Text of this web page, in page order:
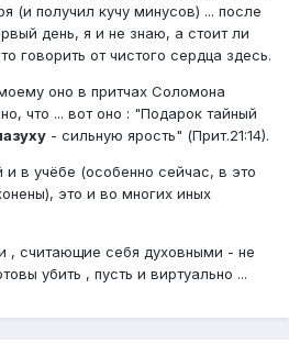
(и получил кучу минусов) ... после
день, я и не знаю, а стоит ли
говорить от чистого сердца здесь.
оно в притчах Соломона
что ... вот оно : "Подарок тайный
- сильную ярость" (Прит.21:14).
в учёбе (особенно сейчас, в это
это и во многих иных
, считающие себя духовными - не
убить , пусть и виртуально ...